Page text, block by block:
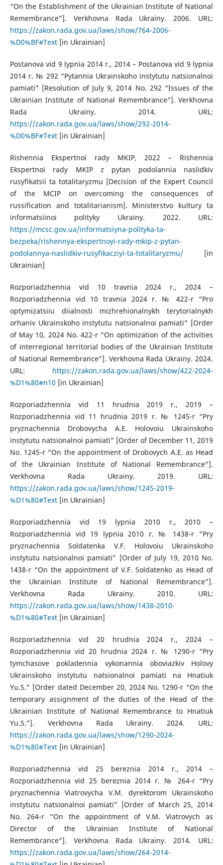
“On the Establishment of the Ukrainian Institute of National
Remembrance”]. Verkhovna Rada Ukrainy. 2006. URL:
https://zakon.rada.gov.ua/laws/show/764-2006-
%D0%BF#Text[in Ukrainian]
Postanova vid 9 lypnia 2014 r., 2014 – Postanova vid 9 lypnia
2014 r. № 292 “Pytannia Ukrainskoho instytutu natsionalnoi
pamiati” [Resolution of July 9, 2014 No. 292 “Issues of the
Ukrainian Institute of National Remembrance”]. Verkhovna
Rada Ukrainy. 2014. URL:
https://zakon.rada.gov.ua/laws/show/292-2014-
%D0%BF#Text[in Ukrainian]
Rishennia Ekspertnoi rady MKIP, 2022 – Rishennia
Ekspertnoi rady MKIP z pytan podolannia naslidkiv
rusyfikatsii ta totalitaryzmu [Decision of the Expert Council
of the MCIP on overcoming the consequences of
russification and totalitarianism]. Ministerstvo kultury ta
informatsiinoi polityky Ukrainy. 2022. URL:
https://mcsc.gov.ua/informatsiyna-polityka-ta-
bezpeka/rishennya-ekspertnoyi-rady-mkip-z-pytan-
podolannya-naslidkiv-rusyfikacziyi-ta-totalitaryzmu/[in
Ukrainian]
Rozporiadzhennia vid 10 travnia 2024 r., 2024 –
Rozporiadzhennia vid 10 travnia 2024 r. № 422-r “Pro
optymizatsiiu diialnosti mizhrehionalnykh terytorialnykh
orhaniv Ukrainskoho instytutu natsionalnoi pamiati” [Order
of May 10, 2024 No. 422-r “On optimization of the activities
of interregional territorial bodies of the Ukrainian Institute
of National Remembrance”]. Verkhovna Rada Ukrainy. 2024.
URL: https://zakon.rada.gov.ua/laws/show/422-2024-
%D1%80#n10 [in Ukrainian]
Rozporiadzhennia vid 11 hrudnia 2019 r., 2019 –
Rozporiadzhennia vid 11 hrudnia 2019 r. № 1245-r “Pry
pryznachennia Drobovycha A.E. Holovoiu Ukrainskoho
instytutu natsionalnoi pamiati” [Order of December 11, 2019
No. 1245-r “On the appointment of Drobovych A.E. as Head
of the Ukrainian Institute of National Remembrance”].
Verkhovna Rada Ukrainy. 2019. URL:
https://zakon.rada.gov.ua/laws/show/1245-2019-
%D1%80#Text[in Ukrainian]
Rozporiadzhennia vid 19 lypnia 2010 r., 2010 –
Rozporiadzhennia vid 19 lypnia 2010 r. № 1438-r “Pry
pryznachennia Soldatenka V.F. Holovoiu Ukrainskoho
instytutu natsionalnoi pamiati” [Order of July 19, 2010 No.
1438-r “On the appointment of V.F. Soldatenko as Head of
the Ukrainian Institute of National Remembrance”].
Verkhovna Rada Ukrainy. 2010. URL:
https://zakon.rada.gov.ua/laws/show/1438-2010-
%D1%80#Text[in Ukrainian]
Rozporiadzhennia vid 20 hrudnia 2024 r., 2024 –
Rozporiadzhennia vid 20 hrudnia 2024 r. № 1290-r “Pry
tymchasove pokladennia vykonannia oboviazkiv Holovy
Ukrainskoho instytutu natsionalnoi pamiati na Hnatiuk
Yu.S.” [Order dated December 20, 2024 No. 1290-r “On the
temporary assignment of the duties of the Head of the
Ukrainian Institute of National Remembrance to Hnatiuk
Yu.S.”]. Verkhovna Rada Ukrainy. 2024. URL:
https://zakon.rada.gov.ua/laws/show/1290-2024-
%D1%80#Text[in Ukrainian]
Rozporiadzhennia vid 25 bereznia 2014 r., 2014 –
Rozporiadzhennia vid 25 bereznia 2014 r. № 264-r “Pry
pryznachennia Viatrovycha V.M. dyrektorom Ukrainskoho
instytutu natsionalnoi pamiati” [Order of March 25, 2014
No. 264-r “On the appointment of V.M. Viatrovych as
Director of the Ukrainian Institute of National
Remembrance”]. Verkhovna Rada Ukrainy. 2014. URL:
https://zakon.rada.gov.ua/laws/show/264-2014-